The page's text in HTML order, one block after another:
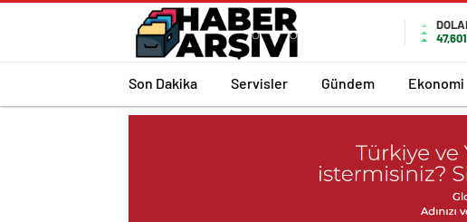
Son Dakika Servisler Gündem Ekonomi